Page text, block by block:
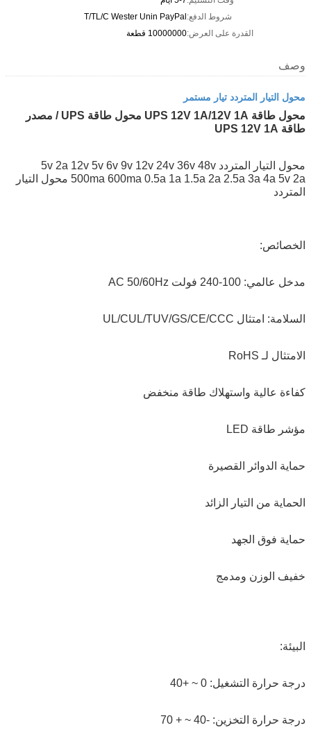
شروط الدفع:T/TL/C Wester Unin PayPal
القدرة على العرض:10000000 قطعة
وصف
محول التيار المتردد تيار مستمر
محول طاقة UPS 12V 1A/12V 1A محول طاقة UPS / مصدر
طاقة UPS 12V 1A
محول التيار المتردد 5v 2a 12v 5v 6v 9v 12v 24v 36v 48v
500ma 600ma 0.5a 1a 1.5a 2a 2.5a 3a 4a 5v 2a محول التيار
المتردد
الخصائص:
مدخل عالمي: 100-240 فولت AC 50/60Hz
السلامة: امتثال UL/CUL/TUV/GS/CE/CCC
الامتثال لـ RoHS
كفاءة عالية واستهلاك طاقة منخفض
مؤشر طاقة LED
حماية الدوائر القصيرة
الحماية من التيار الزائد
حماية فوق الجهد
خفيف الوزن ومدمج
البيئة:
درجة حرارة التشغيل: 0 ~ +40
درجة حرارة التخزين: -40 ~ + 70